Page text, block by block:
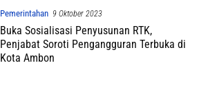
Pemerintahan 9 Oktober 2023
Buka Sosialisasi Penyusunan RTK,
Penjabat Soroti Pengangguran Terbuka di
Kota Ambon